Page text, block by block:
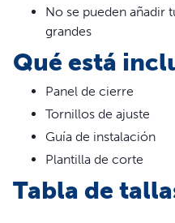
Batiente único blando y
las inclemencias del
Puede colocarse en
puertas de metal
No se pueden añadir
grandes
Qué está
Panel de cierre
Tornillos de ajuste
Guía de instalación
Plantilla de corte
Tabla de